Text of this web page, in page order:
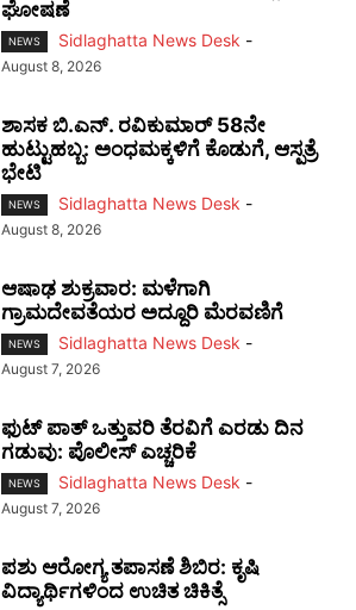
ಘೋಷಣೆ
NEWS Sidlaghatta News Desk -
August 8, 2026
ಶಾಸಕ ಬಿ.ಎನ್. ರವಿಕುಮಾರ್ 58ನೇ
ಹುಟ್ಟುಹಬ್ಬ: ಅಂಧಮಕ್ಕಳಿಗೆ ಕೊಡುಗೆ, ಆಸ್ಪತ್ರೆ
ಭೇಟಿ
NEWS Sidlaghatta News Desk -
August 8, 2026
ಆಷಾಢ ಶುಕ್ರವಾರ: ಮಳೆಗಾಗಿ
ಗ್ರಾಮದೇವತೆಯರ ಅದ್ದೂರಿ ಮೆರವಣಿಗೆ
NEWS Sidlaghatta News Desk -
August 7, 2026
ಫುಟ್‌ ಪಾತ್ ಒತ್ತುವರಿ ತೆರವಿಗೆ ಎರಡು ದಿನ
ಗಡುವು: ಪೊಲೀಸ್ ಎಚ್ಚರಿಕೆ
NEWS Sidlaghatta News Desk -
August 7, 2026
ಪಶು ಆರೋಗ್ಯ ತಪಾಸಣೆ ಶಿಬಿರ: ಕೃಷಿ
ವಿದ್ಯಾರ್ಥಿಗಳಿಂದ ಉಚಿತ ಚಿಕಿತ್ಸೆ